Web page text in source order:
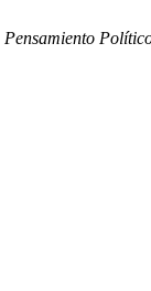
Pensamiento